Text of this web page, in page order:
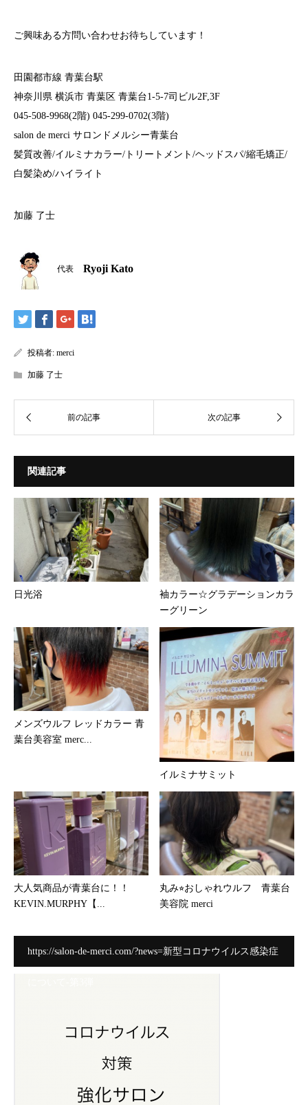
ご興味ある方問い合わせお待ちしています！
田園都市線 青葉台駅
神奈川県 横浜市 青葉区 青葉台1-5-7司ビル2F,3F
045-508-9968(2階) 045-299-0702(3階)
salon de merci サロンドメルシー青葉台
髪質改善/イルミナカラー/トリートメント/ヘッドスパ/縮毛矯正/
白髪染め/ハイライト
加藤 了士
代表 Ryoji Kato
投稿者: merci
加藤 了士
関連記事
日光浴
袖カラー☆グラデーションカラ
ーグリーン
メンズウルフ レッドカラー 青
葉台美容室 merc...
イルミナサミット
大人気商品が青葉台に！！
KEVIN.MURPHY【...
丸み⭐︎おしゃれウルフ 青葉台
美容院 merci
https://salon-de-merci.com/?news=新型コロナウイルス感染症